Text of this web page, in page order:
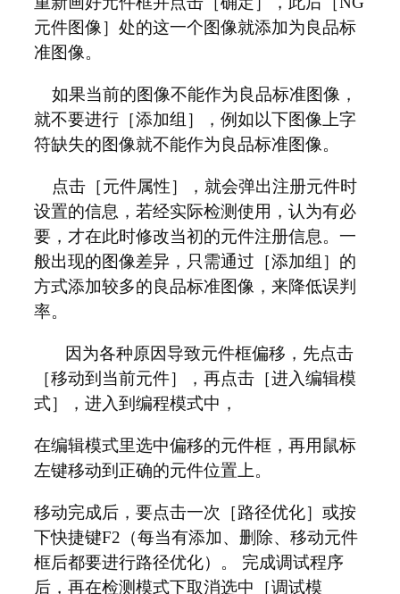
元件图像］处的这一个图像就添加为良品标
准图像。
如果当前的图像不能作为良品标准图像，
就不要进行［添加组］，例如以下图像上字
符缺失的图像就不能作为良品标准图像。
点击［元件属性］，就会弹出注册元件时
设置的信息，若经实际检测使用，认为有必
要，才在此时修改当初的元件注册信息。一
般出现的图像差异，只需通过［添加组］的
方式添加较多的良品标准图像，来降低误判
率。
因为各种原因导致元件框偏移，先点击
［移动到当前元件］，再点击［进入编辑模
式］，进入到编程模式中，
在编辑模式里选中偏移的元件框，再用鼠标
左键移动到正确的元件位置上。
移动完成后，要点击一次［路径优化］或按
下快捷键F2（每当有添加、删除、移动元件
框后都要进行路径优化）。 完成调试程序
后，再在检测模式下取消选中［调试模